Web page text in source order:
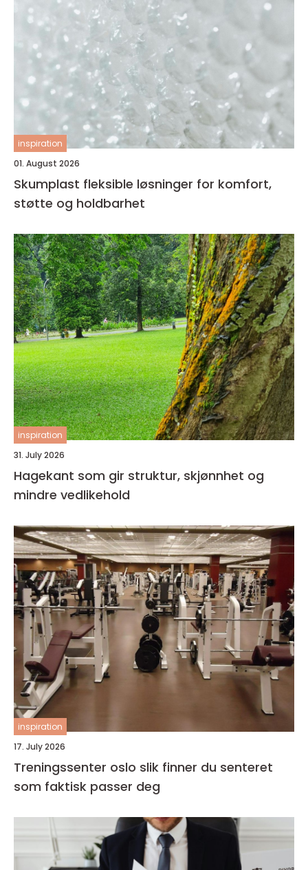
inspiration
01. August 2026
Skumplast fleksible løsninger for komfort,
støtte og holdbarhet
inspiration
31. July 2026
Hagekant som gir struktur, skjønnhet og
mindre vedlikehold
inspiration
17. July 2026
Treningssenter oslo slik finner du senteret
som faktisk passer deg